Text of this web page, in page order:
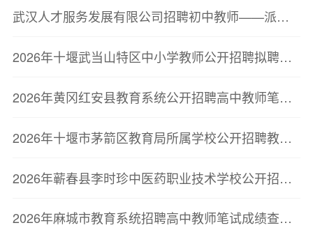
武汉人才服务发展有限公司招聘初中教师——派往蔡甸区公立学校
2026年十堰武当山特区中小学教师公开招聘拟聘用人员公示
2026年黄冈红安县教育系统公开招聘高中教师笔试成绩公告
2026年十堰市茅箭区教育局所属学校公开招聘教师拟聘用人员公示
2026年蕲春县李时珍中医药职业技术学校公开招聘教师笔试成绩和资格复审公告
2026年麻城市教育系统招聘高中教师笔试成绩查询有关事项公告